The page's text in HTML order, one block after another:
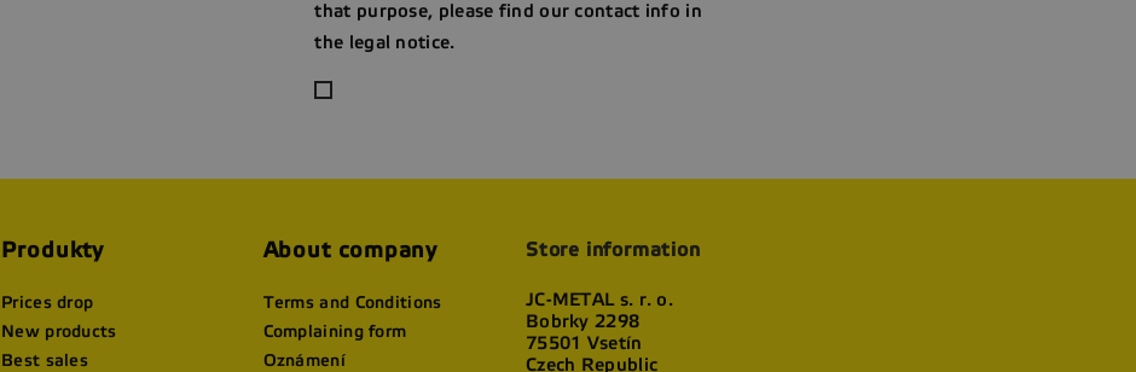
that purpose, please find our contact info in
the legal notice.
Produkty
Prices drop
New products
Best sales
About company
Terms and Conditions
Complaining form
Oznámení
Store information
JC-METAL s. r. o.
Bobrky 2298
75501 Vsetín
Czech Republic